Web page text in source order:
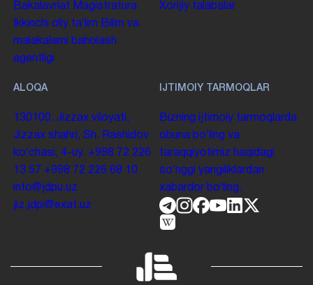
Bakalavriat Magistratura
Ikkinchi oliy taʼlim Bilim va
malakalarni baholash
agentligi
Xorijiy talabalar
ALOQA
130100. Jizzax viloyati,
Jizzax shahri, Sh. Rashidov
koʻchasi, 4-uy. +998 72 226
13 57 +998 72 226 68 10
info@jdpu.uz
jiz.jdpi@exat.uz
IJTIMOIY TARMOQLAR
Bizning ijtimoiy tarmoqlarda
obuna boʻling va
taraqqiyotimiz haqidagi
soʻnggi yangiliklardan
xabardor boʻling.